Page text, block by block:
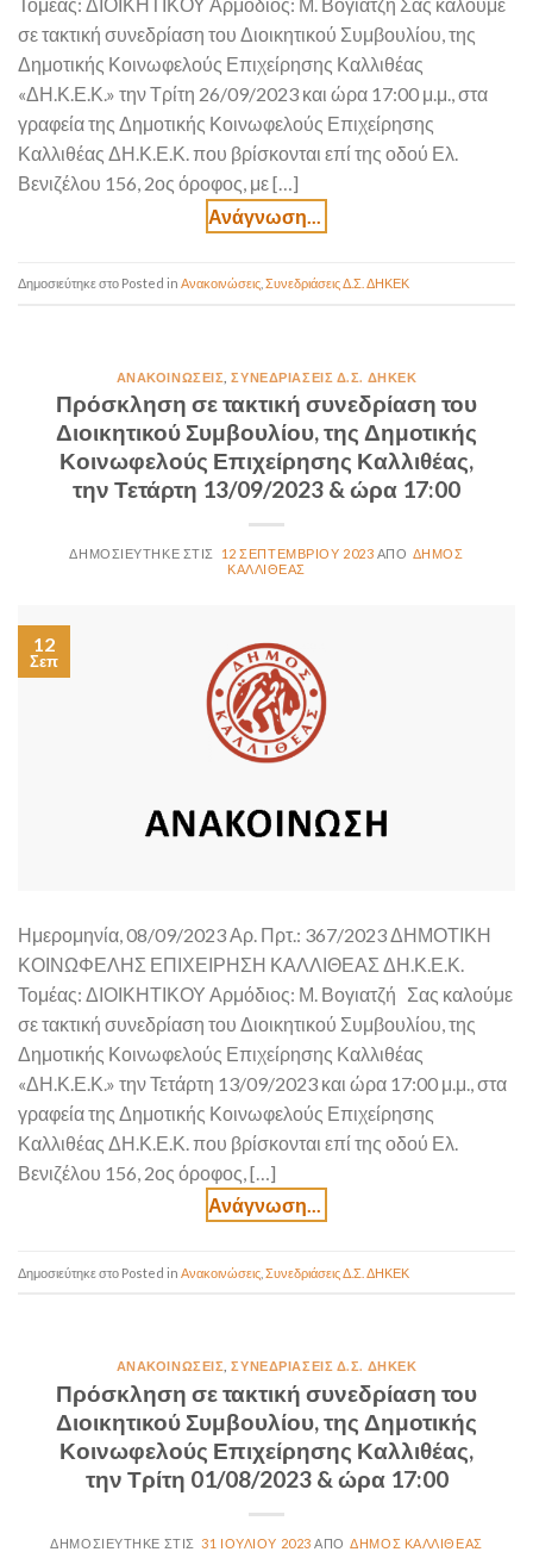
σε τακτική συνεδρίαση του Διοικητικού Συμβουλίου, της
Δημοτικής Κοινωφελούς Επιχείρησης Καλλιθέας
«ΔΗ.Κ.Ε.Κ.» την Τρίτη 26/09/2023 και ώρα 17:00 μ.μ., στα
γραφεία της Δημοτικής Κοινωφελούς Επιχείρησης
Καλλιθέας ΔΗ.Κ.Ε.Κ. που βρίσκονται επί της οδού Ελ.
Βενιζέλου 156, 2ος όροφος, με […]
Posted in Ανακοινώσεις Συνεδριάσεις Δ.Σ. ΔΗΚΕΚ
ΑΝΑΚΟΙΝΏΣΕΙΣ ,ΣΥΝΕΔΡΙΆΣΕΙΣ Δ.Σ. ΔΗΚΕΚ
Πρόσκληση σε τακτική συνεδρίαση του
Διοικητικού Συμβουλίου, της Δημοτικής
Κοινωφελούς Επιχείρησης Καλλιθέας,
την Τετάρτη 13/09/2023 & ώρα 17:00
12 ΣΕΠΤΕΜΒΡΊΟΥ 2023
ΔΉΜΟΣ
ΚΑΛΛΙΘΈΑΣ
12
Σεπ
Ημερομηνία, 08/09/2023 Αρ. Πρτ.: 367/2023 ΔΗΜΟΤΙΚΗ
ΚΟΙΝΩΦΕΛΗΣ ΕΠΙΧΕΙΡΗΣΗ ΚΑΛΛΙΘΕΑΣ ΔΗ.Κ.Ε.Κ.
Τομέας: ΔΙΟΙΚΗΤΙΚΟΥ Αρμόδιος: Μ. Βογιατζή Σας καλούμε
σε τακτική συνεδρίαση του Διοικητικού Συμβουλίου, της
Δημοτικής Κοινωφελούς Επιχείρησης Καλλιθέας
«ΔΗ.Κ.Ε.Κ.» την Τετάρτη 13/09/2023 και ώρα 17:00 μ.μ., στα
γραφεία της Δημοτικής Κοινωφελούς Επιχείρησης
Καλλιθέας ΔΗ.Κ.Ε.Κ. που βρίσκονται επί της οδού Ελ.
Βενιζέλου 156, 2ος όροφος, […]
Posted in Ανακοινώσεις Συνεδριάσεις Δ.Σ. ΔΗΚΕΚ
ΑΝΑΚΟΙΝΏΣΕΙΣ ,ΣΥΝΕΔΡΙΆΣΕΙΣ Δ.Σ. ΔΗΚΕΚ
Πρόσκληση σε τακτική συνεδρίαση του
Διοικητικού Συμβουλίου, της Δημοτικής
Κοινωφελούς Επιχείρησης Καλλιθέας,
την Τρίτη 01/08/2023 & ώρα 17:00
31 ΙΟΥΛΊΟΥ 2023 ΔΉΜΟΣ ΚΑΛΛΙΘΈΑΣ